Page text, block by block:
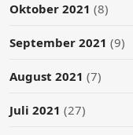
Oktober 2021 (8)
September 2021 (9)
August 2021 (7)
Juli 2021 (27)